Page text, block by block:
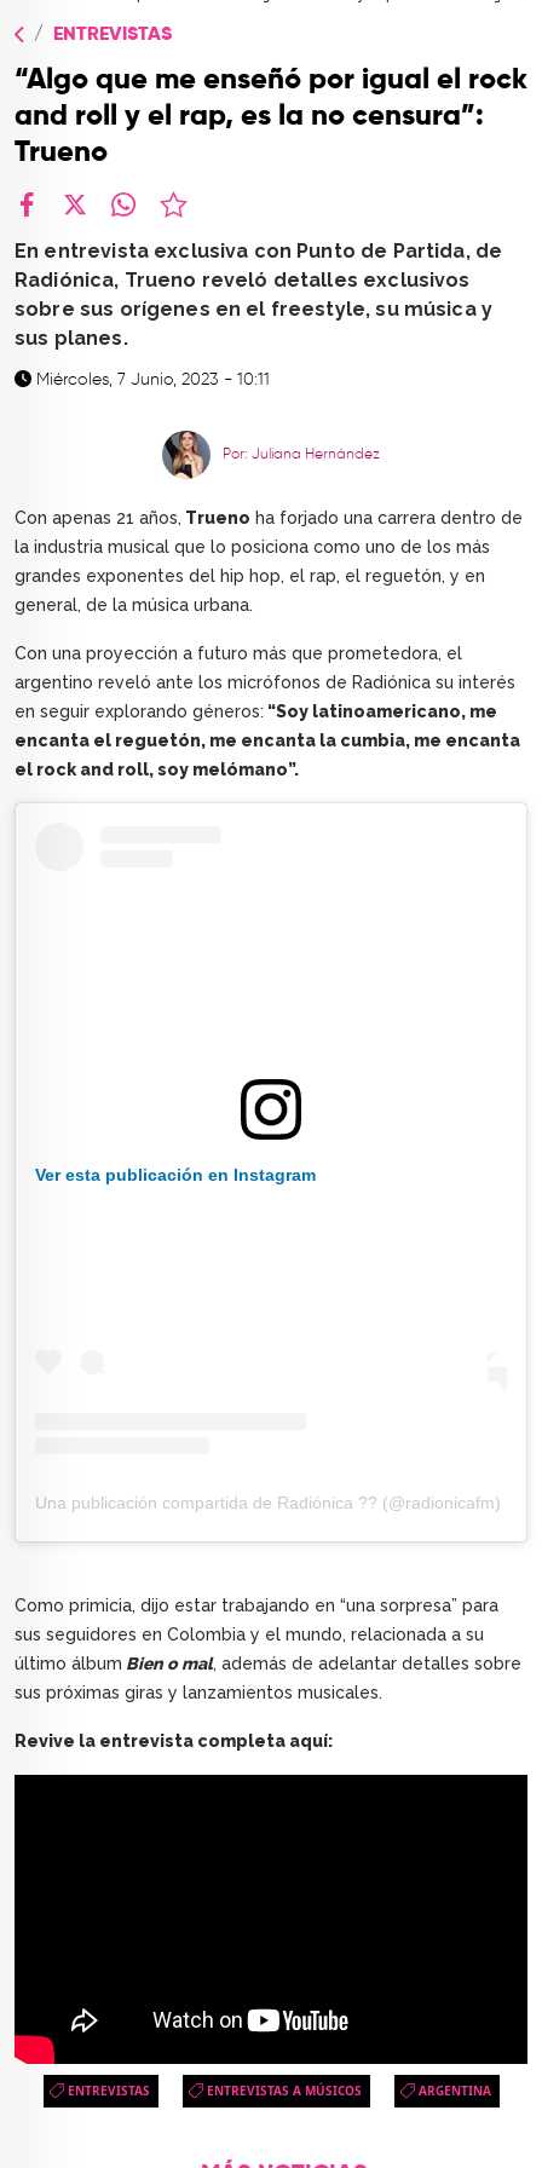
CONTACTO
ENTREVISTAS
“Algo que me enseñó por igual el rock
and roll y el rap, es la no censura”:
Trueno
En entrevista exclusiva con Punto de Partida, de
Radiónica, Trueno reveló detalles exclusivos
sobre sus orígenes en el freestyle, su música y
sus planes.
Miércoles, 7 Junio, 2023 - 10:11
Por: Juliana Hernández
Con apenas 21 años, Trueno ha forjado una carrera dentro de
la industria musical que lo posiciona como uno de los más
grandes exponentes del hip hop, el rap, el reguetón, y en
general, de la música urbana.
Con una proyección a futuro más que prometedora, el
argentino reveló ante los micrófonos de Radiónica su interés
en seguir explorando géneros: “Soy latinoamericano, me
encanta el reguetón, me encanta la cumbia, me encanta
el rock and roll, soy melómano”.
Ver esta publicación en Instagram
Una publicación compartida de Radiónica ?? (@radionicafm)
Como primicia, dijo estar trabajando en “una sorpresa” para
sus seguidores en Colombia y el mundo, relacionada a su
último álbum Bien o mal, además de adelantar detalles sobre
sus próximas giras y lanzamientos musicales.
Revive la entrevista completa aquí:
ENTREVISTAS ENTREVISTAS A MÚSICOS ARGENTINA